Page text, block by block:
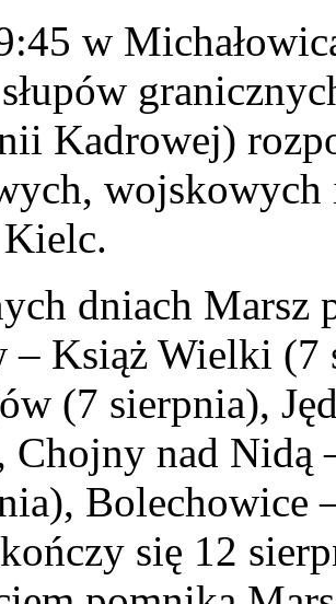
w
Kadrowej)
dniach Marsz
– Książ Wielki (7
(7 sierpnia),
Chojny nad Nidą
Bolechowice
się 12